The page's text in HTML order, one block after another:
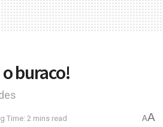
buraco!
Time: 2 mins read AA